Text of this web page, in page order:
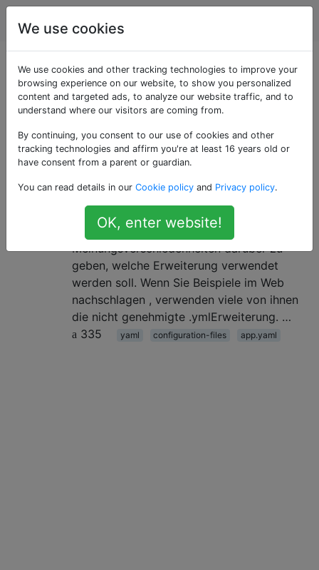
Programmierung
Als «app.yaml»
getaggte Fragen
5 Ist es .yaml oder .yml?
Laut yaml.org ist die offizielle
offizielle Erweiterung für YAML-Dateien?
Bitte verwenden Sie wenn möglich ".yaml".
Im Internet scheint es jedoch
Meinungsverschiedenheiten darüber zu
geben, welche Erweiterung verwendet
werden soll. Wenn Sie Beispiele im Web
nachschlagen , verwenden viele von ihnen
die nicht genehmigte .ymlErweiterung. …
335
yaml configuration-files app.yaml
We use cookies
We use cookies and other tracking technologies to improve your
browsing experience on our website, to show you personalized
content and targeted ads, to analyze our website traffic, and to
understand where our visitors are coming from.
By continuing, you consent to our use of cookies and other
tracking technologies and affirm you're at least 16 years old or
have consent from a parent or guardian.
You can read details in our Cookie policy and Privacy policy.
OK, enter website!